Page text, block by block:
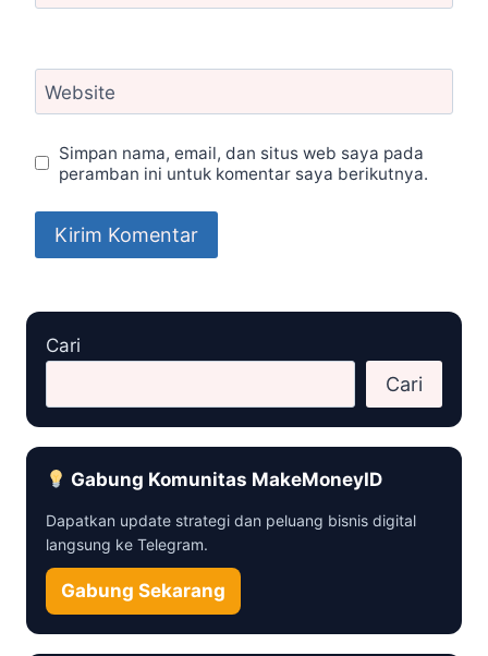
Website
Simpan nama, email, dan situs web saya pada
peramban ini untuk komentar saya berikutnya.
Cari
Cari
Gabung Komunitas MakeMoneyID
Dapatkan update strategi dan peluang bisnis digital
langsung ke Telegram.
Gabung Sekarang